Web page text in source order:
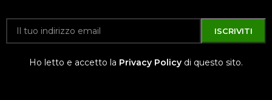
Ho letto e accetto la Privacy Policy di questo sito.